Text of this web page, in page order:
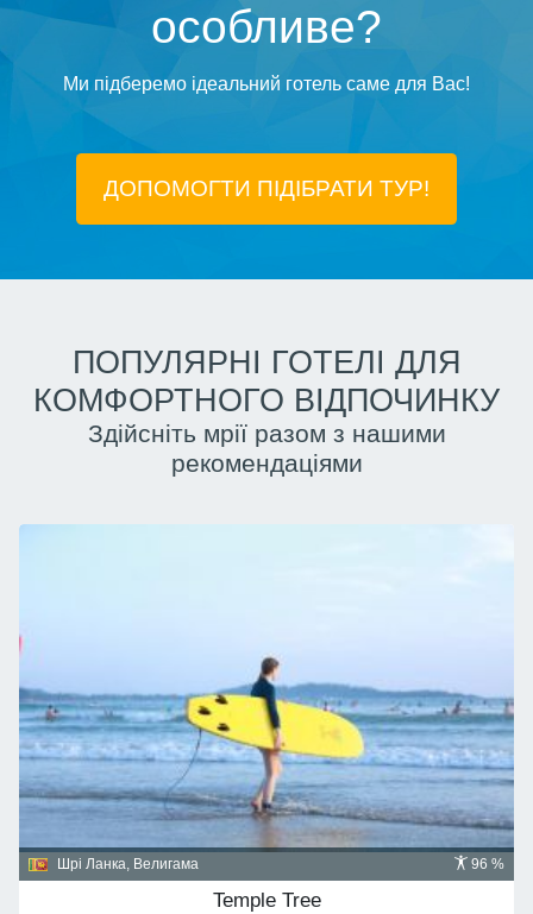
особливе?
Ми підберемо ідеальний готель саме для Вас!
ДОПОМОГТИ ПІДIБРАТИ ТУР!
ПОПУЛЯРНІ ГОТЕЛІ ДЛЯ
КОМФОРТНОГО ВІДПОЧИНКУ
Здійсніть мрії разом з нашими
рекомендаціями
91 %
Домініканська республіка, Пунта Кана
Majestic Mirage 5*